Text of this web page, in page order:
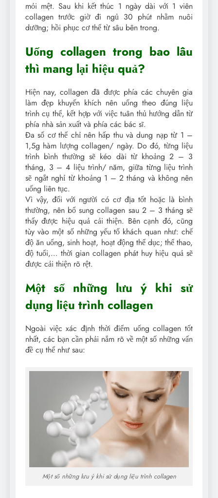
mỏi mệt. Sau khi kết thúc 1 ngày dài với 1 viên
collagen trước giờ đi ngủ 30 phút nhằm nuôi
dưỡng; hồi phục cơ thể từ sâu bên trong.
Uống collagen trong bao lâu
thì mang lại hiệu quả?
Hiện nay, collagen đã được phía các chuyên gia
làm đẹp khuyến khích nên uống theo đúng liệu
trình cụ thể, kết hợp với việc tuân thủ hướng dẫn từ
phía nhà sản xuất và phía các bác sĩ.
Đa số cơ thể chỉ nên hấp thu và dung nạp từ 1 –
1,5g hàm lượng collagen/ ngày. Do đó, từng liệu
trình bình thường sẽ kéo dài từ khoảng 2 – 3
tháng, 3 – 4 liệu trình/ năm, giữa từng liệu trình
sẽ ngắt nghỉ từ khoảng 1 – 2 tháng và không nên
uống liên tục.
Vì vậy, đối với người có cơ địa tốt hoặc là bình
thường, nên bổ sung collagen sau 2 – 3 tháng sẽ
thấy được hiệu quả cải thiện. Bên cạnh đó, cũng
tùy vào một số những yếu tố khách quan như: chế
độ ăn uống, sinh hoạt, hoạt động thể dục; thể thao,
độ tuổi,… thời gian collagen phát huy hiệu quả sẽ
được cải thiện rõ rệt.
Một số những lưu ý khi sử
dụng liệu trình collagen
Ngoài việc xác định thời điểm uống collagen tốt
nhất, các bạn cần phải nắm rõ về một số những vấn
đề cụ thể như sau:
Một số những lưu ý khi sử dụng liệu trình collagen